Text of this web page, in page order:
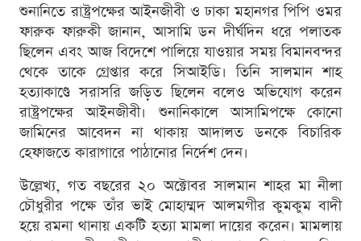
শুনানিতে রাষ্ট্রপক্ষের আইনজীবী ও ঢাকা মহানগর পিপি ওমর
ফারুক ফারুকী জানান, আসামি ডন দীর্ঘদিন ধরে পলাতক
ছিলেন এবং আজ বিদেশে পালিয়ে যাওয়ার সময় বিমানবন্দর
থেকে তাকে গ্রেপ্তার করে সিআইডি। তিনি সালমান শাহ
হত্যাকাণ্ডে সরাসরি জড়িত ছিলেন বলেও অভিযোগ করেন
রাষ্ট্রপক্ষের আইনজীবী। শুনানিকালে আসামিপক্ষে কোনো
জামিনের আবেদন না থাকায় আদালত ডনকে বিচারিক
হেফাজতে কারাগারে পাঠানোর নির্দেশ দেন।
উল্লেখ্য, গত বছরের ২০ অক্টোবর সালমান শাহর মা নীলা
চৌধুরীর পক্ষে তাঁর ভাই মোহাম্মদ আলমগীর কুমকুম বাদী
হয়ে রমনা থানায় একটি হত্যা মামলা দায়ের করেন। মামলায়